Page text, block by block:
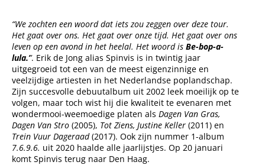
“We zochten een woord dat iets zou zeggen over deze tour.
Het gaat over ons. Het gaat over onze tijd. Het gaat over ons
leven op een avond in het heelal. Het woord is Be-bop-a-
lula.’’. Erik de Jong alias Spinvis is in twintig jaar
uitgegroeid tot een van de meest eigenzinnige en
veelzijdige artiesten in het Nederlandse poplandschap.
Zijn succesvolle debuutalbum uit 2002 leek moeilijk op te
volgen, maar toch wist hij die kwaliteit te evenaren met
wondermooi-weemoedige platen als Dagen Van Gras,
Dagen Van Stro (2005), Tot Ziens, Justine Keller (2011) en
Trein Vuur Dageraad(2017). Ook zijn nummer 1-album
7.6.9.6. uit 2020 haalde alle jaarlijstjes. Op 20 januari
komt Spinvis terug naar Den Haag.